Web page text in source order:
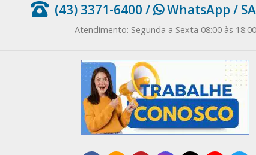
(43) 3371-6400 / WhatsApp /
Atendimento: Segunda a Sexta 08:00 às 18:00